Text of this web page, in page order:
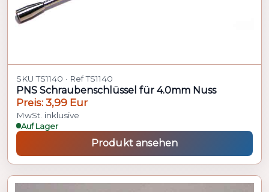
SKU TS1140 · Ref TS1140
PNS Schraubenschlüssel für 4.0mm Nuss
Preis: 3,99 Eur
MwSt. inklusive
Auf Lager
Produkt ansehen